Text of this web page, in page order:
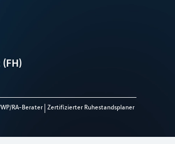
RA-Berater Zertifizierter Ruhestandsplaner